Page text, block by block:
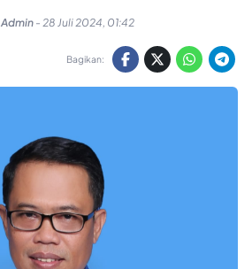
Admin - 28 Juli 2024, 01:42
Bagikan: